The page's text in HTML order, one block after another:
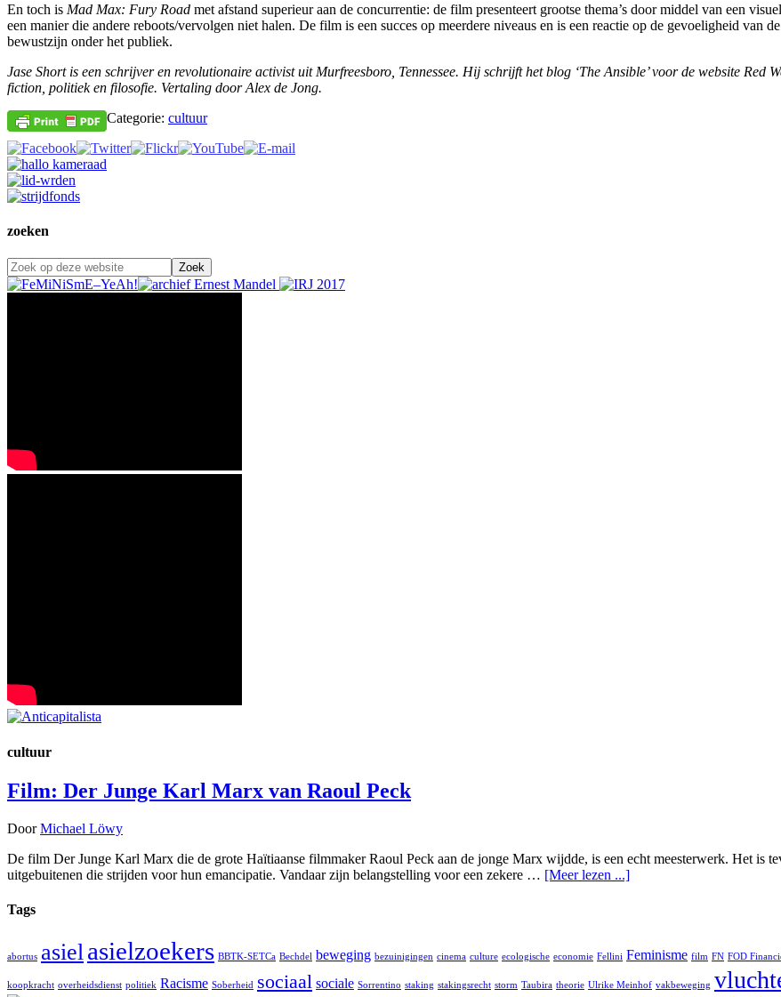
En toch is Mad Max: Fury Road met afstand superieur aan de concurrentie: de film presenteert grootse thema’s door middel van een
een manier die andere reboots/vervolgen niet halen. De film is een succes op meerdere niveaus en is een reactie op de gevoeligheid van
bewustzijn onder het publiek.
Jase Short is een schrijver en revolutionaire activist uit Murfreesboro, Tennessee. Hij schrijft het blog ‘The Ansible’ voor de website Red
fiction, politiek en filosofie. Vertaling door Alex de Jong.
Categorie: cultuur
zoeken
cultuur
Film: Der Junge Karl Marx van Raoul Peck
DoorMichael Löwy
De film Der Junge Karl Marx die de grote Haïtiaanse filmmaker Raoul Peck aan de jonge Marx wijdde, is een echt meesterwerk. Het is
uitgebuitenen die strijden voor hun emancipatie. Vandaar zijn belangstelling voor een zekere … [Meer lezen ...]
Tags
abortus asielasielzoekers BBTK-SETCa Bechdel beweging bezuinigingen cinema culture ecologische economie Fellini Feminisme film FN FOD
koopkracht overheidsdienst politiek Racisme Soberheid sociaal sociale Sorrentino staking stakingsrecht storm Taubira theorie Ulrike Meinhof vakbeweging